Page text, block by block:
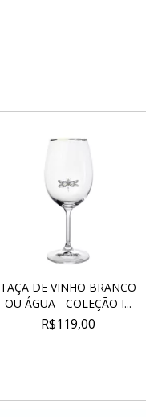
TAÇA DE VINHO BRANCO
OU ÁGUA - COLEÇÃO I...
R$119,00